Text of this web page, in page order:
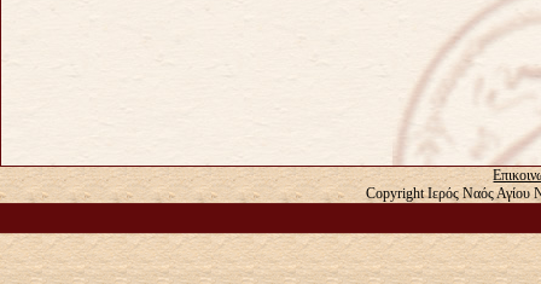
Copyright Ιερός Ναός Αγίου